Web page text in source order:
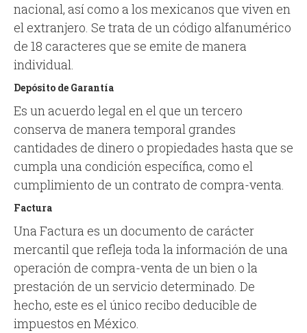
nacional, así como a los mexicanos que viven en
el extranjero. Se trata de un código alfanumérico
de 18 caracteres que se emite de manera
individual.
Depósito de Garantía
Es un acuerdo legal en el que un tercero
conserva de manera temporal grandes
cantidades de dinero o propiedades hasta que se
cumpla una condición específica, como el
cumplimiento de un contrato de compra-venta.
Factura
Una Factura es un documento de carácter
mercantil que refleja toda la información de una
operación de compra-venta de un bien o la
prestación de un servicio determinado. De
hecho, este es el único recibo deducible de
impuestos en México.